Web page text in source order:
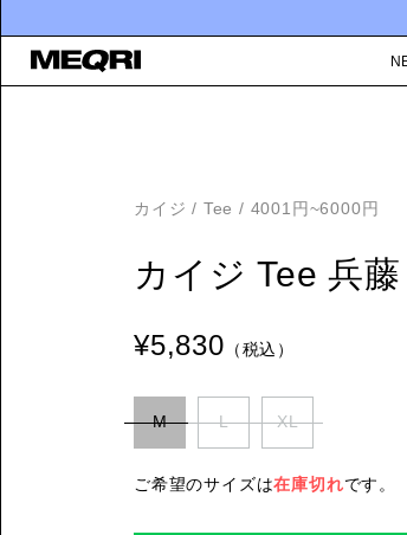
カイジ / Tee / 4001円~6000円
カイジ Tee 兵藤
¥5,830 （税込）
M L XL
ご希望のサイズは在庫切れです。